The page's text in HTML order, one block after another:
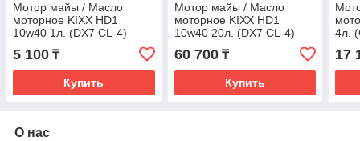
Мотор майы / Масло
моторное KIXX НD1
10w40 1л. (DX7 CL-4)
5 100 ₸
Купить
Мотор майы / Масло
моторное KIXX НD1
10w40 20л. (DX7 CL-4)
60 700₸
Купить
4л.
17
О нас